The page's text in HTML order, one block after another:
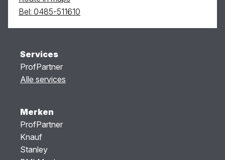
Bel: 0485-511610
Services
ProfPartner
Alle services
Merken
ProfPartner
Knauf
Stanley